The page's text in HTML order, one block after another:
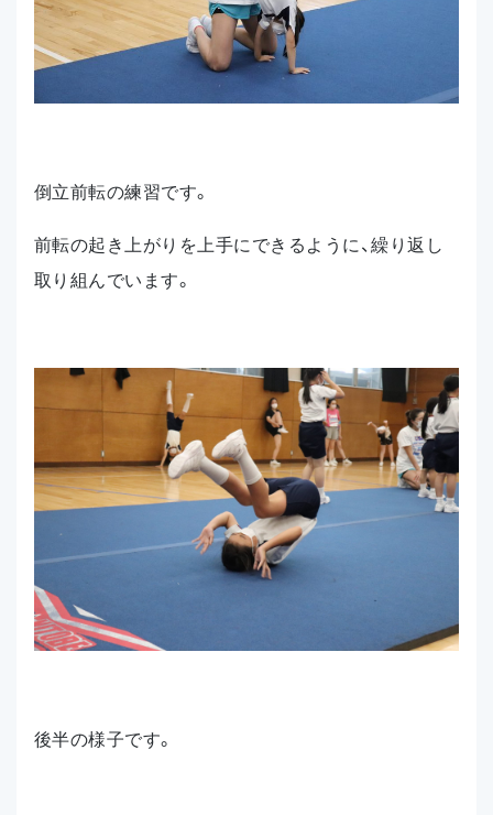
倒立前転の練習です。
前転の起き上がりを上手にできるように、繰り返し
取り組んでいます。
後半の様子です。